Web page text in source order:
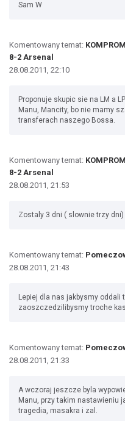
Sam W
Komentowany temat:
8-2 Arsenal
28.08.2011, 22:10
Proponuje skupic sie na LM a
Manu, Mancity, bo nie mamy
transferach naszego Bossa.
Komentowany temat:
8-2 Arsenal
28.08.2011, 21:53
Zostaly 3 dni ( slownie trzy
Komentowany temat:
28.08.2011, 21:43
Lepiej dla nas jakbysmy
zaoszczedzilibysmy troche
Komentowany temat:
28.08.2011, 21:33
A wczoraj jeszcze byla
Manu, przy takim nastawieniu
tragedia, masakra i zal.